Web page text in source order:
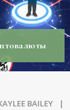
BAILEY